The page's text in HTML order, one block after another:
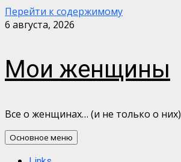
Перейти к содержимому
6 августа, 2026
Мои женщины
Все о женщинах… (и не только о них)
Основное меню